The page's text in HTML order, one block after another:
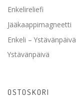
Enkelireliefi
Jääkaappimagneetti
Enkeli – Ystävänpäivä
Ystävänpäivä
OSTOSKORI